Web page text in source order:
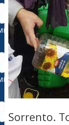
Sorrento.